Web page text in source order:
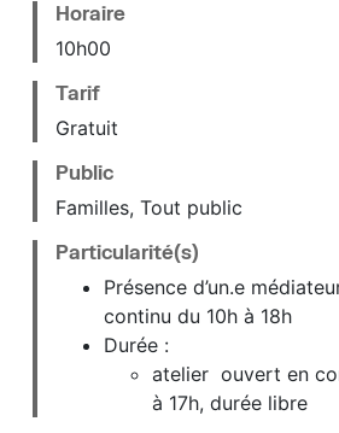
Horaire
10h00
Tarif
Gratuit
Public
Familles, Tout public
Particularité(s)
Présence d’un.e
continu du 10h à 18h
Durée :
atelier ouvert en
à 17h, durée libre